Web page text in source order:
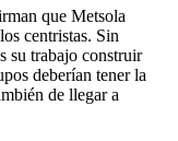
que Metsola
centristas. Sin
su trabajo construir
deberían tener la
de llegar a